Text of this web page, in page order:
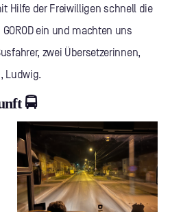
Hilfe der Freiwilligen schnell die
ein und machten uns
zwei Übersetzerinnen,
Ludwig.
🚍